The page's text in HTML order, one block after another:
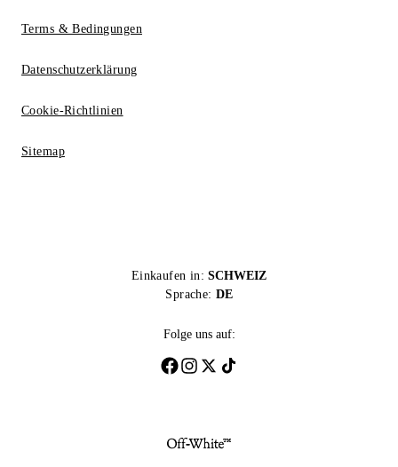
Terms & Bedingungen
Datenschutzerklärung
Cookie-Richtlinien
Sitemap
Einkaufen in: SCHWEIZ
Sprache: DE
Folge uns auf: